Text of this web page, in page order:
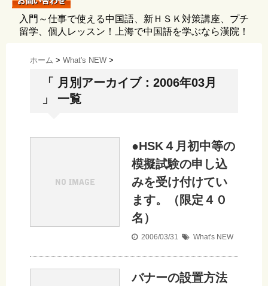
入門～仕事で使える中国語、新ＨＳＫ対策講座、プチ
留学、個人レッスン！上海で中国語を学ぶなら漢院！
ホーム > What's NEW >
「 月別アーカイブ：2006年03月
」 一覧
●HSK４月初中等の
模擬試験の申し込
みを受け付けてい
ます。（限定４０
名）
2006/03/31 What's NEW
バナーの設置方法